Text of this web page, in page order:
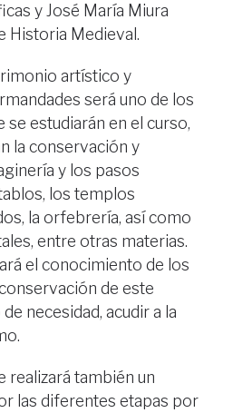
y José María Miura
Historia Medieval.
artístico y
será uno de los
se estudiarán en el curso,
la conservación y
y los pasos
los templos
la orfebrería, así como
entre otras materias.
el conocimiento de los
de este
necesidad, acudir a la
realizará también un
las diferentes etapas por